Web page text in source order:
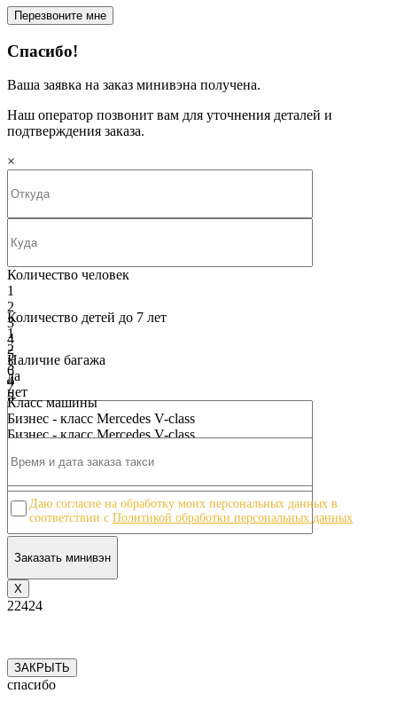
Спасибо!
Ваша заявка на заказ минивэна получена.
Наш оператор позвонит вам для уточнения деталей и
подтверждения заказа.
×
Количество человек
1
2
3
4
5
6
7
8
9
10
Количество детей до 7 лет
1
2
3
4
5
6
7
9
Наличие багажа
да
нет
Класс машины
Бизнес - класс Mercedes V-class
Бизнес - класс Mercedes V-class
Даю согласие на обработку моих персональных данных в
соответствии с Политикой обработки персональных данных
Х
22424
ЗАКРЫТЬ
спасибо